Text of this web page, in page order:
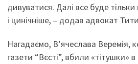
дивуватися. Далі все буде
і цинічніше, – додав адвокат
Нагадаємо, В’ячеслава Веремія,
газети “Вєсті”, вбили «тітушки»